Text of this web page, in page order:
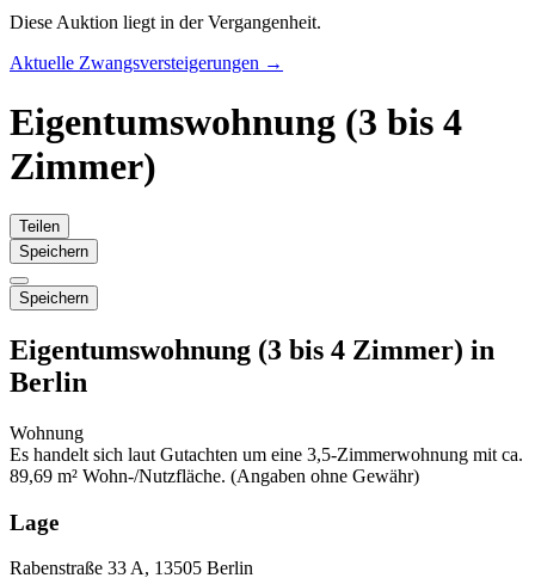
Diese Auktion liegt in der Vergangenheit.
Aktuelle Zwangsversteigerungen →
Eigentumswohnung (3 bis 4
Zimmer)
Teilen
Speichern
Speichern
Eigentumswohnung (3 bis 4 Zimmer) in
Berlin
Wohnung
Es handelt sich laut Gutachten um eine 3,5-Zimmerwohnung mit ca.
89,69 m² Wohn-/Nutzfläche. (Angaben ohne Gewähr)
Lage
Rabenstraße 33 A, 13505 Berlin